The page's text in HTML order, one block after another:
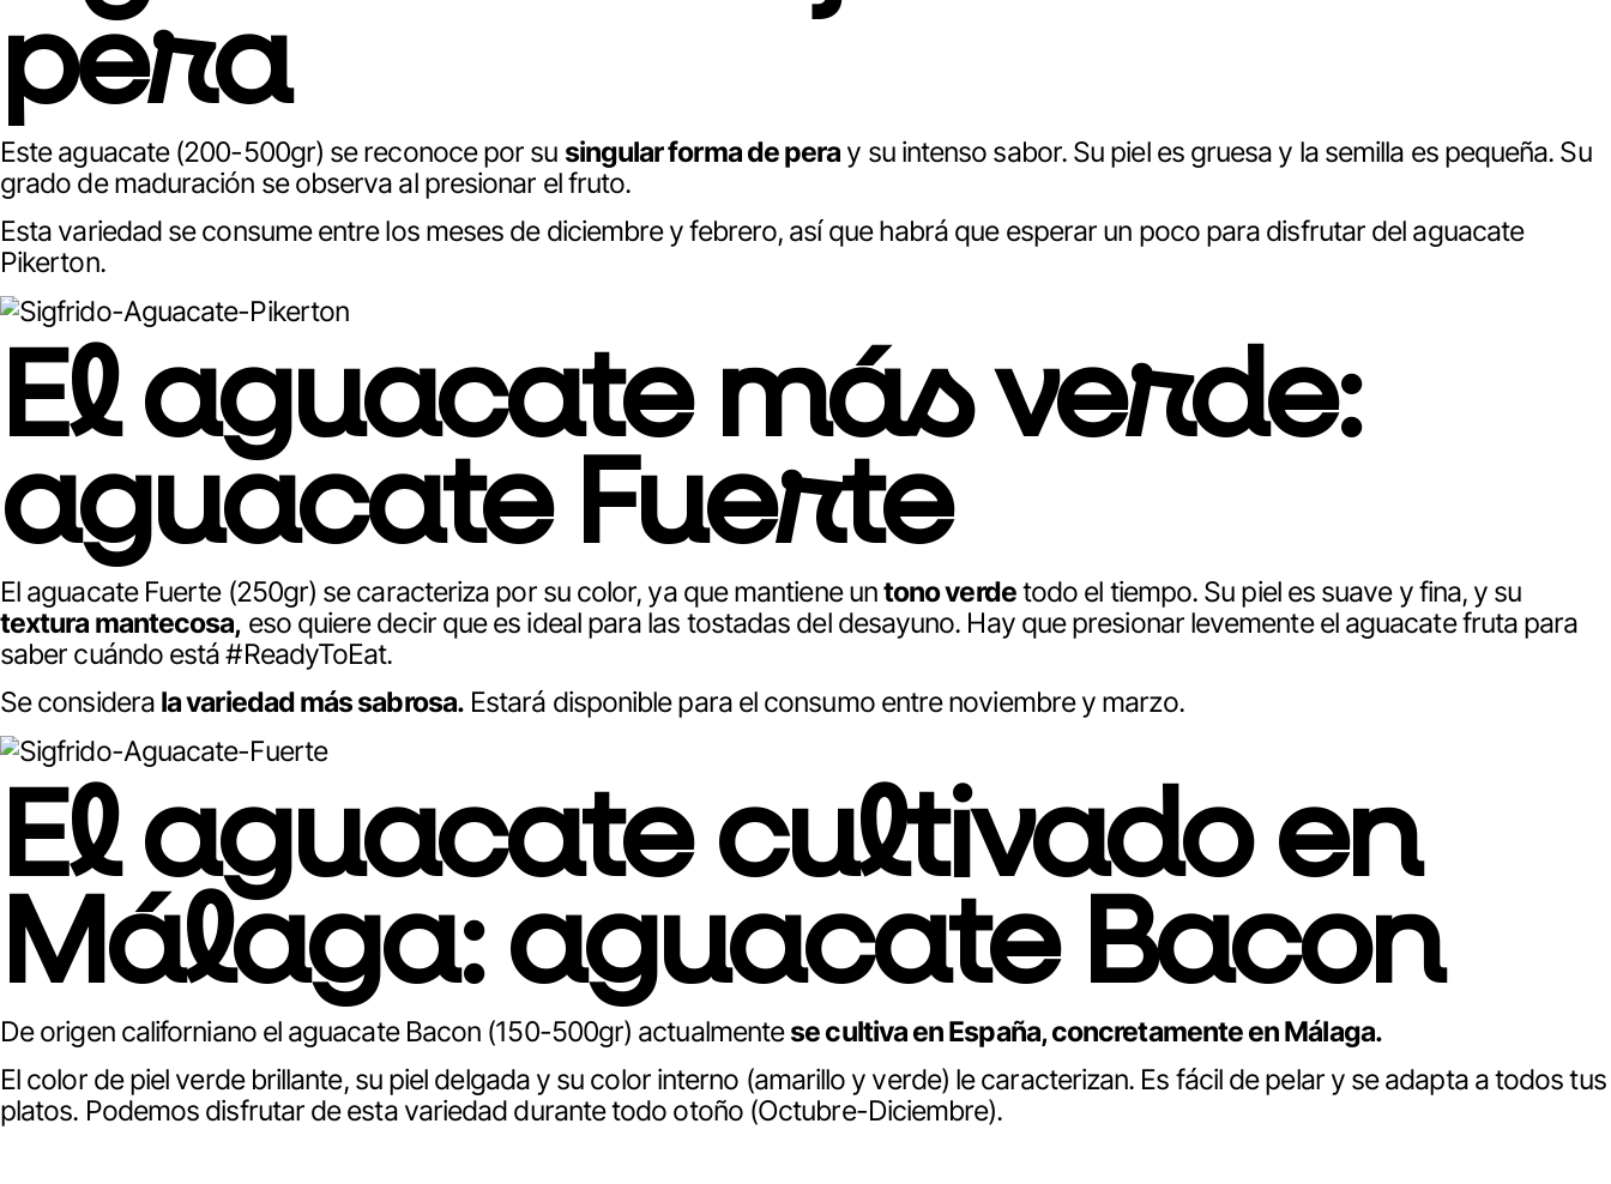
pera
Este aguacate (200-500gr) se reconoce por su singular forma de pera y su intenso sabor. Su piel es gruesa y la semilla es pequeña. Su
grado de maduración se observa al presionar el fruto.
Esta variedad se consume entre los meses de diciembre y febrero, así que habrá que esperar un poco para disfrutar del aguacate
Pikerton.
El aguacate más verde:
aguacate Fuerte
El aguacate Fuerte (250gr) se caracteriza por su color, ya que mantiene untono verdetodo el tiempo. Su piel es suave y fina, y su
textura mantecosa, eso quiere decir que es ideal para las tostadas del desayuno. Hay que presionar levemente el aguacate fruta para
saber cuándo está#ReadyToEat.
Se considera la variedad más sabrosa.Estará disponible para el consumo entre noviembre y marzo.
El aguacate cultivado en
Málaga: aguacate Bacon
De origen californiano el aguacate Bacon (150-500gr) actualmentese cultiva en España, concretamente en Málaga.
El color de piel verde brillante, su piel delgada y su color interno (amarillo y verde) le caracterizan. Es fácil de pelar y se adapta a todos tus
platos. Podemos disfrutar de esta variedad durante todo otoño (Octubre-Diciembre).